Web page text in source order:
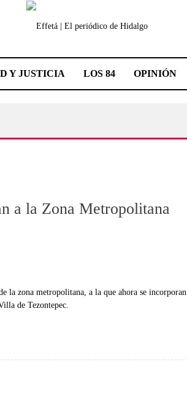
Y JUSTICIA LOS 84 OPINIÓN
a la Zona Metropolitana
la zona metropolitana, a la que ahora se incorporan
de Tezontepec.